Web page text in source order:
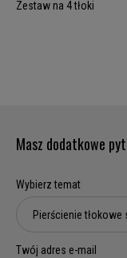
Zestaw na 4 tłoki
Masz dodatkowe